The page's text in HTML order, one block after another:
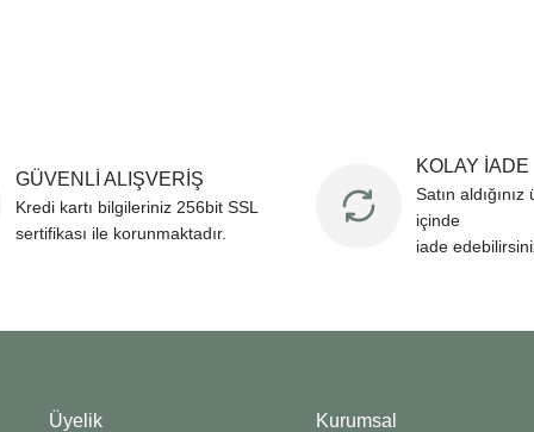
Gönder
GÜVENLİ ALIŞVERİŞ
Kredi kartı bilgileriniz 256bit SSL
sertifikası ile korunmaktadır.
KOLAY İADE
Satın
içinde
iade
Üyelik Kurumsal